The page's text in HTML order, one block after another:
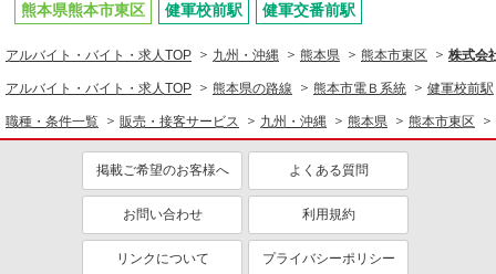
熊本県熊本市東区
健軍校前駅 健軍交番前駅
アルバイト・バイト・求人TOP 九州・沖縄 熊本県 熊本市東区 株式会
アルバイト・バイト・求人TOP 熊本県の路線 熊本市電Ｂ系統 健軍校前駅
職種・条件一覧 販売・接客サービス 九州・沖縄 熊本県 熊本市東区
掲載ご希望のお客様へ よくある質問
お問い合わせ 利用規約
リンクについて プライバシーポリシー